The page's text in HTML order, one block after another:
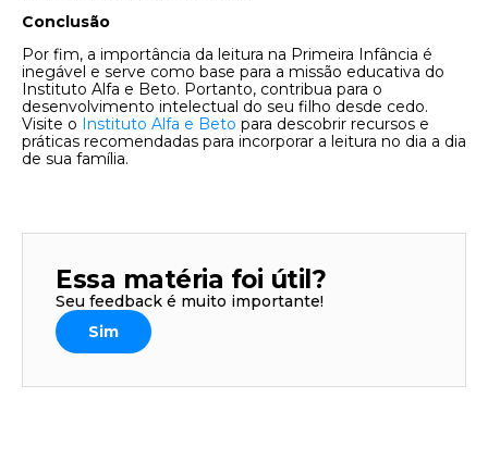
Conclusão
Por fim, a importância da leitura na Primeira Infância é
inegável e serve como base para a missão educativa do
Instituto Alfa e Beto. Portanto, contribua para o
desenvolvimento intelectual do seu filho desde cedo.
Visite o Instituto Alfa e Beto para descobrir recursos e
práticas recomendadas para incorporar a leitura no dia a dia
de sua família.
Essa matéria foi útil?
Seu feedback é muito importante!
Sim